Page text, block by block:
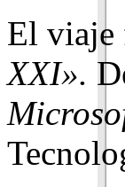
El viaje
XXI».